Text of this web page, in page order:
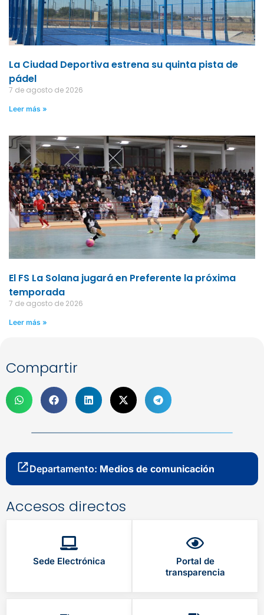
La Ciudad Deportiva estrena su quinta pista de
pádel
7 de agosto de 2026
Leer más »
El FS La Solana jugará en Preferente la próxima
temporada
7 de agosto de 2026
Leer más »
Compartir
Departamento: Medios de comunicación
Accesos directos
Sede Electrónica
Portal de
transparencia